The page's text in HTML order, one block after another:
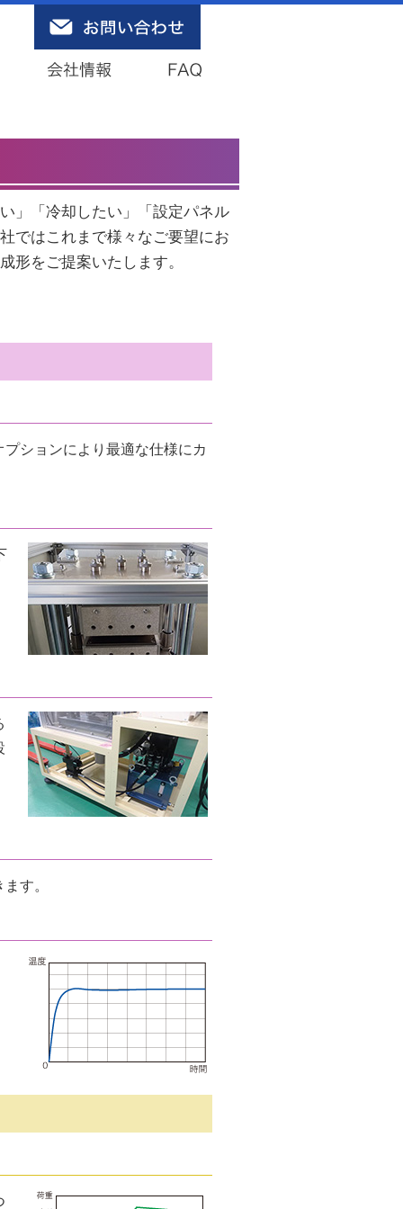
」「冷却したい」「設定パネル
ではこれまで様々なご要望にお
形をご提案いたします。
ションにより最適な仕様にカ
す。